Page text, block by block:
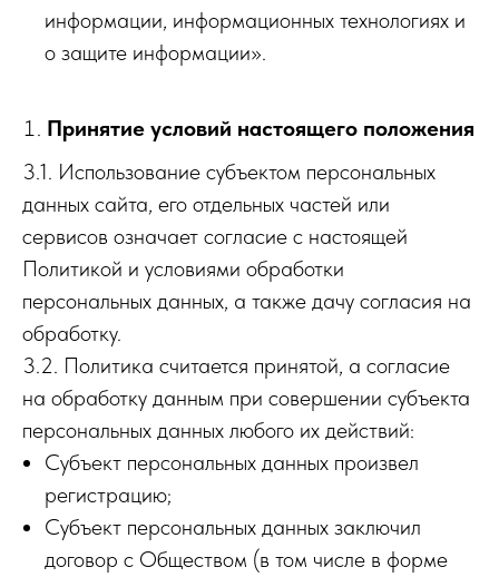
информации, информационных технологиях и
о защите информации».
Принятие условий настоящего положения
3.1. Использование субъектом персональных
данных сайта, его отдельных частей или
сервисов означает согласие с настоящей
Политикой и условиями обработки
персональных данных, а также дачу согласия на
обработку.
3.2. Политика считается принятой, а согласие
на обработку данным при совершении субъекта
персональных данных любого их действий:
Субъект персональных данных произвел
регистрацию;
Субъект персональных данных заключил
договор с Обществом (в том числе в форме